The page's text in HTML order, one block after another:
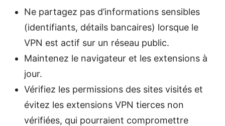
Ne partagez pas d’informations sensibles
(identifiants, détails bancaires) lorsque le
VPN est actif sur un réseau public.
Maintenez le navigateur et les extensions à
jour.
Vérifiez les permissions des sites visités et
évitez les extensions VPN tierces non
vérifiées, qui pourraient compromettre